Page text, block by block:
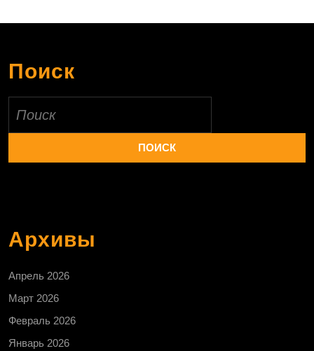
Поиск
Архивы
Апрель 2026
Март 2026
Февраль 2026
Январь 2026